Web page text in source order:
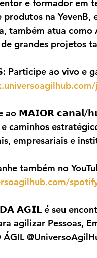
e formador em
produtos na YevenB,
também atua como
grandes projetos
ao vivo e
ao 𝗠𝗔𝗜𝗢𝗥 𝗰𝗮𝗻𝗮𝗹/
caminhos
empresariais e
também no
𝗔𝗚𝗜𝗟 é seu
agilizar Pessoas,
ÁGIL